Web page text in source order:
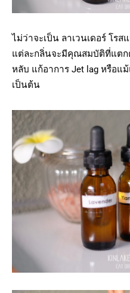
ไม่ว่าจะเป็น ลาเวนเดอร์ โร
แต่ละกลิ่นจะมีคุณสมบัติที่แตก
หลับ แก้อาการ Jet lag หรือแ
เป็นต้น